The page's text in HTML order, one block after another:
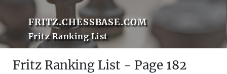
FRITZ.CHESSBASE.COM
Fritz Ranking List
Fritz Ranking List - Page 182